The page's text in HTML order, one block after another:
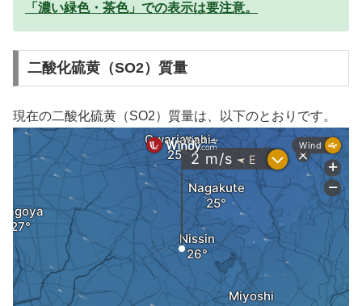
「濃い緑色・茶色」での表示は要注意。
二酸化硫黄（SO2）質量
現在の二酸化硫黄（SO2）質量は、以下のとおりです。